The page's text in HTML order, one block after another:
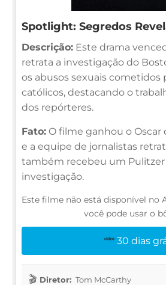
Spotlight: Segredos
Descrição: Este drama
retrata a investigação do
os abusos sexuais cometidos
católicos, destacando o
dos repórteres.
Fato: O filme ganhou o Oscar
e a equipe de jornalistas
também recebeu um Pulitzer
investigação.
Este filme não está disponível no
você pode usar o
30 dias
Diretor: Tom McCarthy